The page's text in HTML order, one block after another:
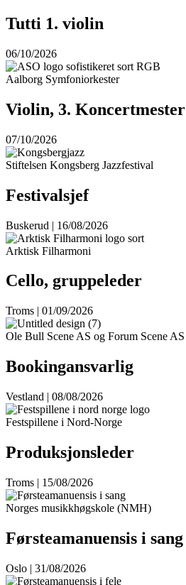
Tutti 1. violin
06/10/2026
Aalborg Symfoniorkester
Violin, 3. Koncertmester
07/10/2026
Stiftelsen Kongsberg Jazzfestival
Festivalsjef
Buskerud | 16/08/2026
Arktisk Filharmoni
Cello, gruppeleder
Troms | 01/09/2026
Ole Bull Scene AS og Forum Scene AS
Bookingansvarlig
Vestland | 08/08/2026
Festspillene i Nord-Norge
Produksjonsleder
Troms | 15/08/2026
Norges musikkhøgskole (NMH)
Førsteamanuensis i sang
Oslo | 31/08/2026